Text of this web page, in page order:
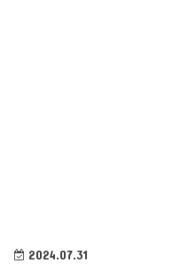
2024.07.31